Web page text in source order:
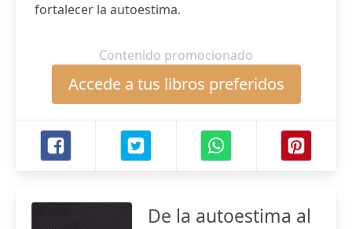
fortalecer la autoestima.
Contenido promocionado
Accede a tus libros preferidos
De la autoestima al